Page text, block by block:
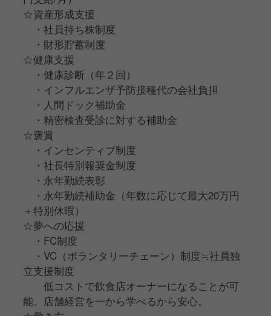
☆資産形成支援
・社員持ち株制度
・財形貯蓄制度
☆健康支援
・健康診断（年２回）
・インフルエンザ予防接種代の会社負担
・人間ドック補助金
・精密検査受診に対する補助金
☆褒賞
・インセンティブ制度
・社⻑特別報奨金制度
・永年勤続表彰
・永年勤続補助金（年数に応じて最大20万円
＋特別休暇）
☆夢への応援
・FC制度
・VC（ボランタリーチェーン）制度≒社員独
立支援制度
低コストで飲食店オーナーになることが可
能。店舗経営を一から学べるから安心。